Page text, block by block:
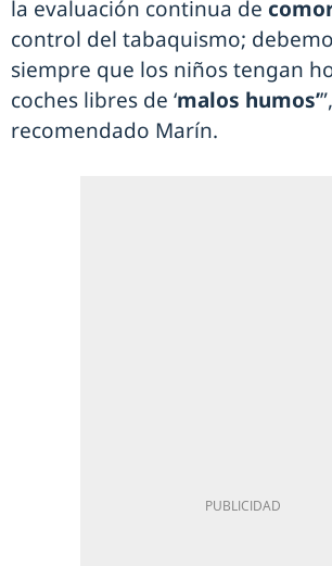
la evaluación continua de
control del tabaquismo;
siempre que los niños tengan
coches libres de ‘malos humos’
recomendado Marín.